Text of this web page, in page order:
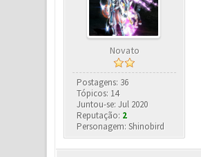
Novato
Postagens: 36
Tópicos: 14
Juntou-se: Jul 2020
Reputação: 2
Personagem: Shinobird